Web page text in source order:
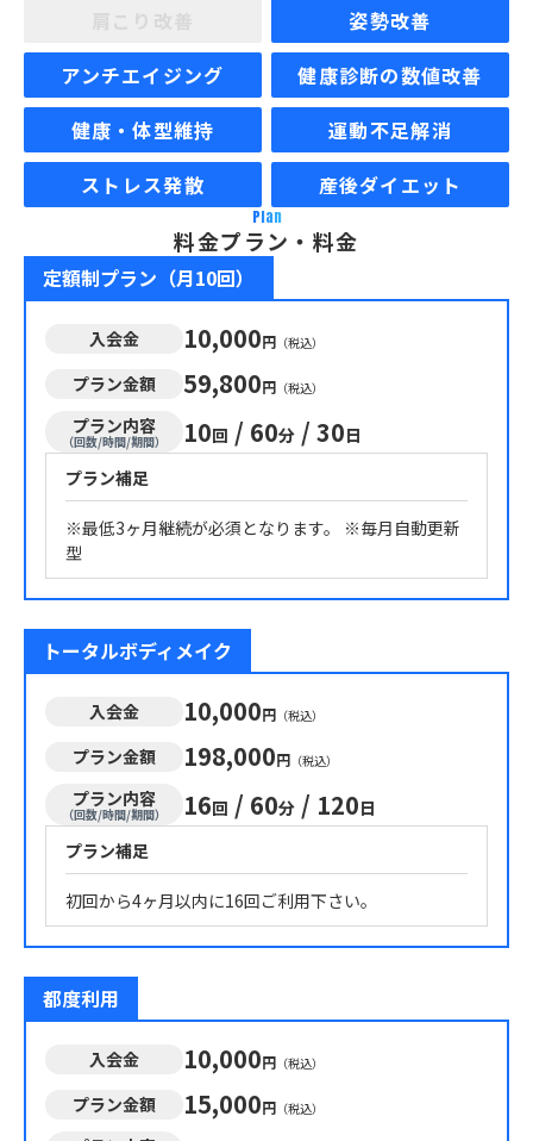
姿勢改善
アンチエイジング
健康診断の数値改善
健康・体型維持
運動不足解消
ストレス発散
産後ダイエット
Plan
料金プラン・料金
定額制プラン（月10回）
入会金 10,000円 （税込）
プラン金額 59,800円 （税込）
プラン内容
（回数/時間/期間） 10回 / 60分 / 30日
プラン補足
※最低3ヶ月継続が必須となります。 ※毎月自動更新
型
トータルボディメイク
入会金 10,000円 （税込）
プラン金額 198,000円 （税込）
プラン内容
（回数/時間/期間） 16回 / 60分 / 120日
プラン補足
初回から4ヶ月以内に16回ご利用下さい。
都度利用
入会金 10,000円 （税込）
プラン金額 15,000円 （税込）